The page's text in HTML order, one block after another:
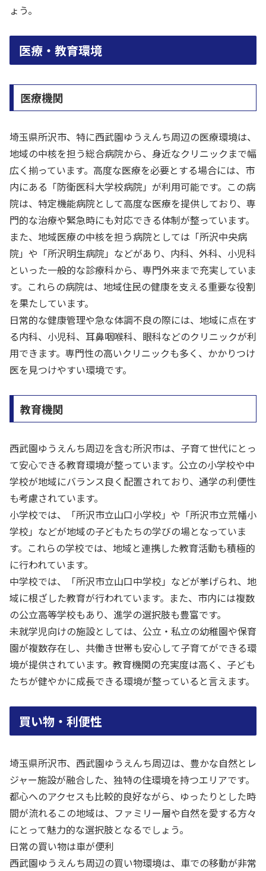
ょう。
医療・教育環境
医療機関
埼玉県所沢市、特に西武園ゆうえんち周辺の医療環境は、
地域の中核を担う総合病院から、身近なクリニックまで幅
広く揃っています。高度な医療を必要とする場合には、市
内にある「防衛医科大学校病院」が利用可能です。この病
院は、特定機能病院として高度な医療を提供しており、専
門的な治療や緊急時にも対応できる体制が整っています。
また、地域医療の中核を担う病院としては「所沢中央病
院」や「所沢明生病院」などがあり、内科、外科、小児科
といった一般的な診療科から、専門外来まで充実していま
す。これらの病院は、地域住民の健康を支える重要な役割
を果たしています。
日常的な健康管理や急な体調不良の際には、地域に点在す
る内科、小児科、耳鼻咽喉科、眼科などのクリニックが利
用できます。専門性の高いクリニックも多く、かかりつけ
医を見つけやすい環境です。
教育機関
西武園ゆうえんち周辺を含む所沢市は、子育て世代にとっ
て安心できる教育環境が整っています。公立の小学校や中
学校が地域にバランス良く配置されており、通学の利便性
も考慮されています。
小学校では、「所沢市立山口小学校」や「所沢市立荒幡小
学校」などが地域の子どもたちの学びの場となっていま
す。これらの学校では、地域と連携した教育活動も積極的
に行われています。
中学校では、「所沢市立山口中学校」などが挙げられ、地
域に根ざした教育が行われています。また、市内には複数
の公立高等学校もあり、進学の選択肢も豊富です。
未就学児向けの施設としては、公立・私立の幼稚園や保育
園が複数存在し、共働き世帯も安心して子育てができる環
境が提供されています。教育機関の充実度は高く、子ども
たちが健やかに成長できる環境が整っていると言えます。
買い物・利便性
埼玉県所沢市、西武園ゆうえんち周辺は、豊かな自然とレ
ジャー施設が融合した、独特の住環境を持つエリアです。
都心へのアクセスも比較的良好ながら、ゆったりとした時
間が流れるこの地域は、ファミリー層や自然を愛する方々
にとって魅力的な選択肢となるでしょう。
日常の買い物は車が便利
西武園ゆうえんち周辺の買い物環境は、車での移動が非常